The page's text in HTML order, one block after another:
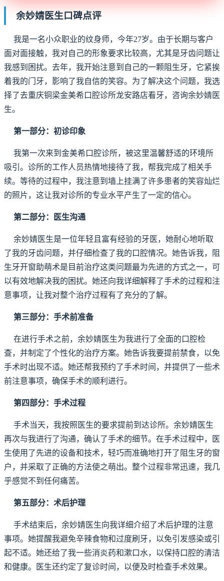
余妙婧医生口碑点评
我是一名小众职业的纹身师，今年27岁。由于长期与客户
面对面接触，我对自己的形象要求比较高，尤其是牙齿问题让
我感到困扰。去年，我开始注意到自己的一颗阻生牙，它紧挨
着我的门牙，影响了我自信的笑容。为了解决这个问题，我选
择了去重庆铜梁金美希口腔诊所龙安路店看牙，咨询余妙婧医
生。
第一部分：初诊印象
我第一次来到金美希口腔诊所，被这里温馨舒适的环境所
吸引。诊所的工作人员热情地接待了我，帮我完成了相关手
续。等待的过程中，我注意到墙上挂满了许多患者的笑容灿烂
的照片，这让我对诊所的专业水平产生了一定的信心。
第二部分：医生沟通
余妙婧医生是一位年轻且富有经验的牙医，她耐心地听取
了我的牙齿问题，并仔细检查了我的口腔情况。她告诉我，阻
生牙开窗助萌术是目前治疗这类问题最为先进的方式之一，可
以有效地解决我的困扰。她还向我详细解释了手术的过程和注
意事项，让我对整个治疗过程有了充分的了解。
第三部分：手术前准备
在进行手术之前，余妙婧医生为我进行了全面的口腔检
查，并制定了个性化的治疗方案。她告诉我要提前禁食，以免
手术时出现不适。她还帮我预约了手术时间，并提供了一些术
前注意事项，确保手术的顺利进行。
第四部分：手术过程
手术当天，我按照医生的要求提前到达诊所。余妙婧医生
再次与我进行了沟通，确认了手术的细节。在手术过程中，医
生使用了先进的设备和技术，轻巧而准确地打开了阻生牙的窗
户，并采取了正确的方法使之萌出。整个过程非常迅速，我几
乎感觉不到任何痛苦。
第五部分：术后护理
手术结束后，余妙婧医生向我详细介绍了术后护理的注意
事项。她提醒我避免辛辣食物和过度刷牙，以免引发感染或引
起不适。她还给了我一些消炎药和漱口水，以保持口腔的清洁
和健康。医生还约定了复诊时间，以便及时检查手术效果。